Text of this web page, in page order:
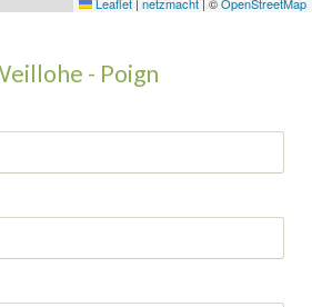
Leaflet | netzmacht | ©OpenStreetMap
- Poign